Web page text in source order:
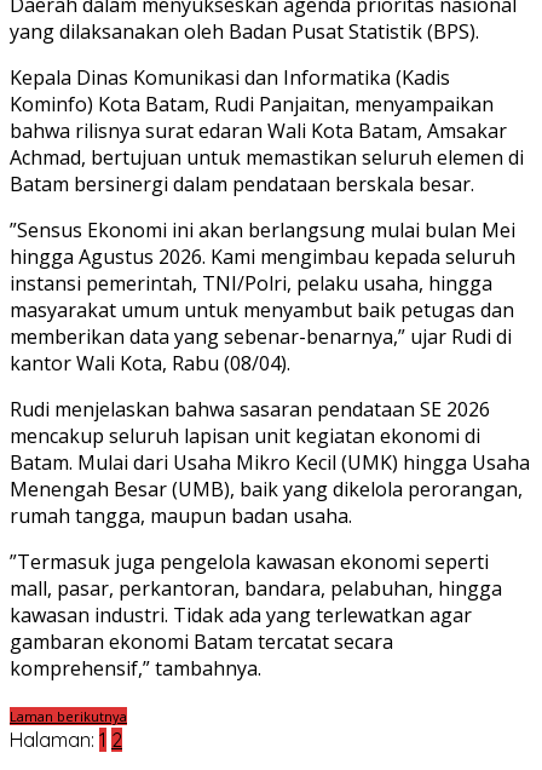
yang dilaksanakan oleh Badan Pusat Statistik (BPS).
Kepala Dinas Komunikasi dan Informatika (Kadis
Kominfo) Kota Batam, Rudi Panjaitan, menyampaikan
bahwa rilisnya surat edaran Wali Kota Batam, Amsakar
Achmad, bertujuan untuk memastikan seluruh elemen di
Batam bersinergi dalam pendataan berskala besar.
”Sensus Ekonomi ini akan berlangsung mulai bulan Mei
hingga Agustus 2026. Kami mengimbau kepada seluruh
instansi pemerintah, TNI/Polri, pelaku usaha, hingga
masyarakat umum untuk menyambut baik petugas dan
memberikan data yang sebenar-benarnya,” ujar Rudi di
kantor Wali Kota, Rabu (08/04).
Rudi menjelaskan bahwa sasaran pendataan SE 2026
mencakup seluruh lapisan unit kegiatan ekonomi di
Batam. Mulai dari Usaha Mikro Kecil (UMK) hingga Usaha
Menengah Besar (UMB), baik yang dikelola perorangan,
rumah tangga, maupun badan usaha.
”Termasuk juga pengelola kawasan ekonomi seperti
mall, pasar, perkantoran, bandara, pelabuhan, hingga
kawasan industri. Tidak ada yang terlewatkan agar
gambaran ekonomi Batam tercatat secara
komprehensif,” tambahnya.
Laman berikutnya
Halaman: 1 2